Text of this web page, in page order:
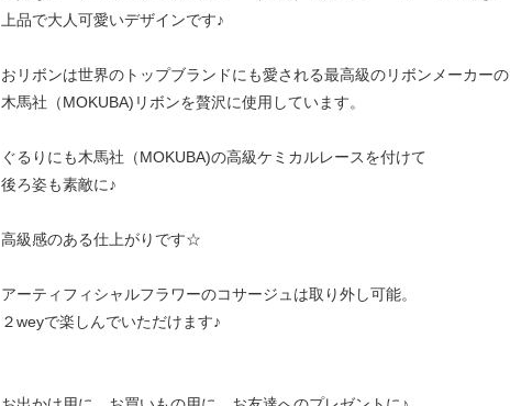
上品で大人可愛いデザインです♪
おリボンは世界のトップブランドにも愛される最高級のリボンメーカーの
木馬社（MOKUBA)リボンを贅沢に使用しています。
ぐるりにも木馬社（MOKUBA)の高級ケミカルレースを付けて
後ろ姿も素敵に♪
高級感のある仕上がりです☆
アーティフィシャルフラワーのコサージュは取り外し可能。
２weyで楽しんでいただけます♪